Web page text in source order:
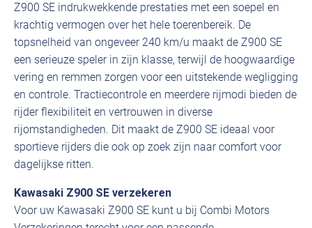
Z900 SE indrukwekkende prestaties met een soepel en
krachtig vermogen over het hele toerenbereik. De
topsnelheid van ongeveer 240 km/u maakt de Z900 SE
een serieuze speler in zijn klasse, terwijl de hoogwaardige
vering en remmen zorgen voor een uitstekende wegligging
en controle. Tractiecontrole en meerdere rijmodi bieden de
rijder flexibiliteit en vertrouwen in diverse
rijomstandigheden. Dit maakt de Z900 SE ideaal voor
sportieve rijders die ook op zoek zijn naar comfort voor
dagelijkse ritten.
Kawasaki Z900 SE verzekeren
Voor uw Kawasaki Z900 SE kunt u bij Combi Motors